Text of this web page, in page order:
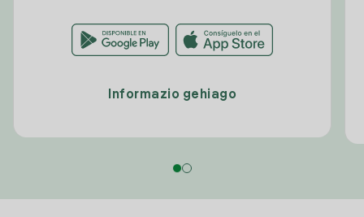
Informazio gehiago